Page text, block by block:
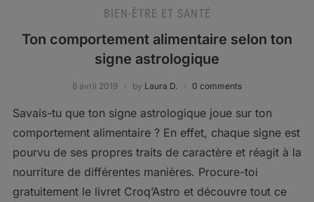
BIEN-ÊTRE ET SANTÉ
Ton comportement alimentaire selon ton
signe astrologique
8 avril 2019 by Laura D. 0 comments
Savais-tu que ton signe astrologique joue sur ton
comportement alimentaire ? En effet, chaque signe est
pourvu de ses propres traits de caractère et réagit à la
nourriture de différentes manières. Procure-toi
gratuitement le livret Croq’Astro et découvre tout ce